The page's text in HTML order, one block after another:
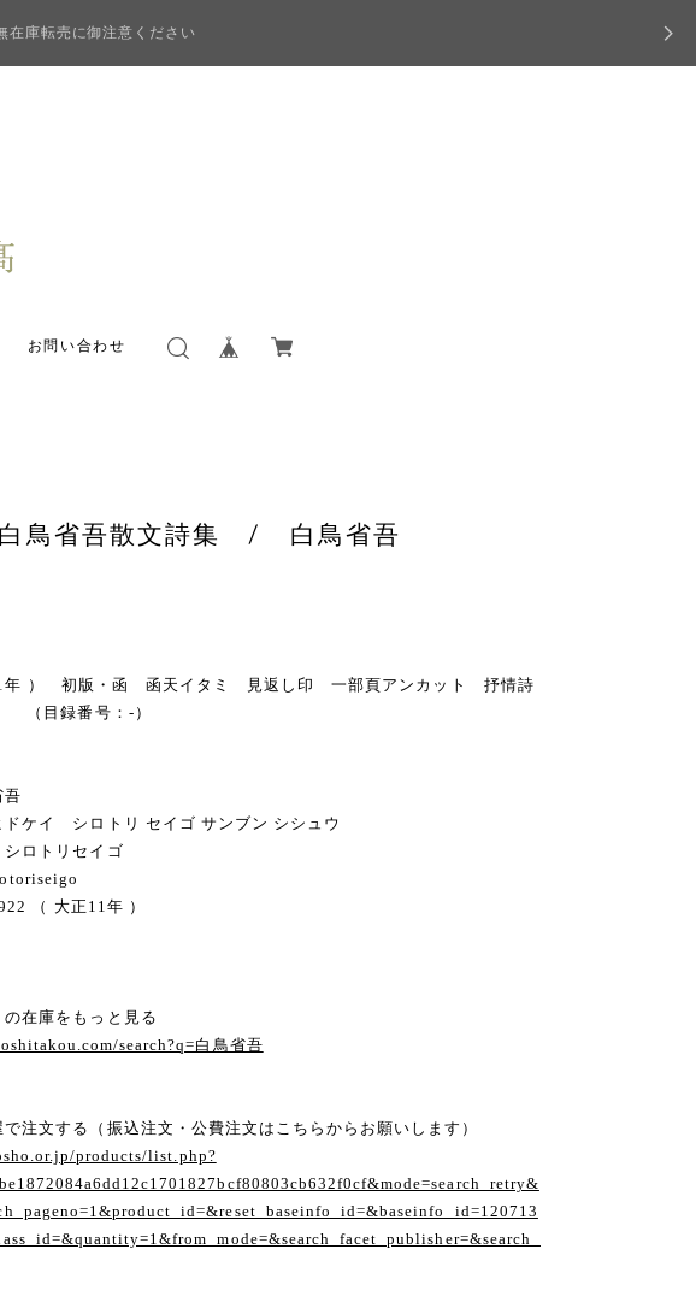
在庫転売に御注意ください
お問い合わせ
鳥省吾散文詩集 / 白鳥省吾
年 ） 初版・函 函天イタミ 見返し印 一部頁アンカット 抒情詩
目録番号：-）
吾
ドケイ シロトリ セイゴ サンブン シシュウ
シロトリセイゴ
（ 大正11年 ）
在庫をもっと見る
search?q=白鳥省吾
注文する（振込注文・公費注文はこちらからお願いします）
products/list.php?